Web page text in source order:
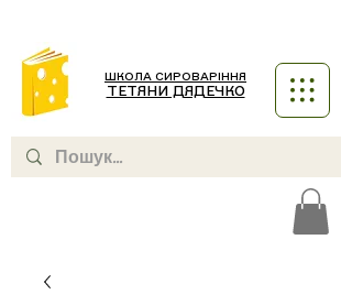
ШКОЛА СИРОВАРІННЯ
ТЕТЯНИ ДЯДЕЧКО